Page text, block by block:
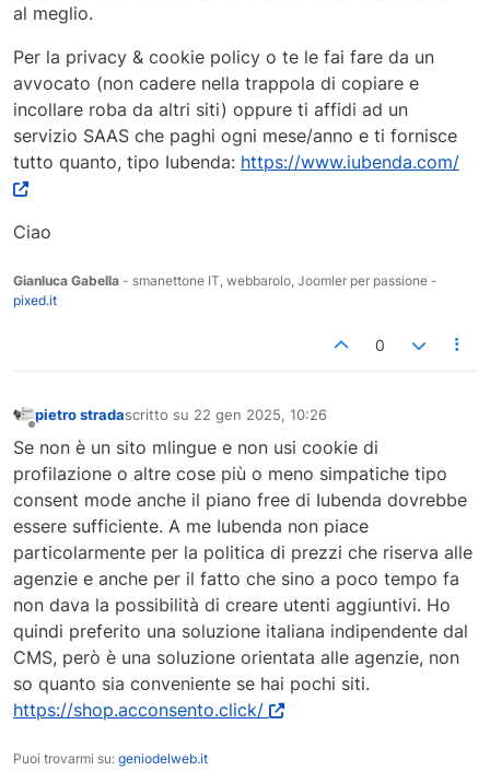
al meglio.
Per la privacy & cookie policy o te le fai fare da un
avvocato (non cadere nella trappola di copiare e
incollare roba da altri siti) oppure ti affidi ad un
servizio SAAS che paghi ogni mese/anno e ti fornisce
tutto quanto, tipo Iubenda: https://www.iubenda.com/
Ciao
Gianluca Gabella - smanettone IT, webbarolo, Joomler per passione -
pixed.it
0
pietro stradascritto su 22 gen 2025, 10:26
ultima modifica di
Se non è un sito mlingue e non usi cookie di
profilazione o altre cose più o meno simpatiche tipo
consent mode anche il piano free di Iubenda dovrebbe
essere sufficiente. A me Iubenda non piace
particolarmente per la politica di prezzi che riserva alle
agenzie e anche per il fatto che sino a poco tempo fa
non dava la possibilità di creare utenti aggiuntivi. Ho
quindi preferito una soluzione italiana indipendente dal
CMS, però è una soluzione orientata alle agenzie, non
so quanto sia conveniente se hai pochi siti.
https://shop.acconsento.click/
Puoi trovarmi su: geniodelweb.it